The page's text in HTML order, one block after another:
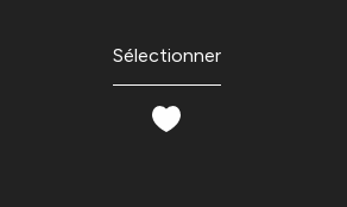
Sélectionner